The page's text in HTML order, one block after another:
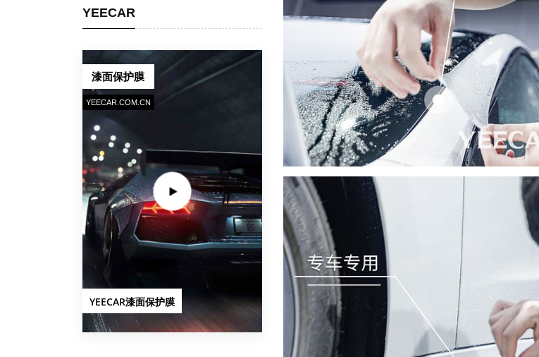
YEECAR
漆面保护膜
YEECAR.COM.CN
YEECAR漆面保护膜
手机号
立即咨询